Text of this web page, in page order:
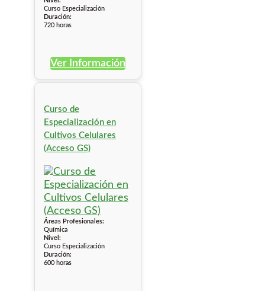
Curso Especialización
Duración:
720 horas
Ver Información
Curso de
Especialización en
Cultivos Celulares
(Acceso GS)
Áreas Profesionales:
Química
Nivel:
Curso Especialización
Duración:
600 horas